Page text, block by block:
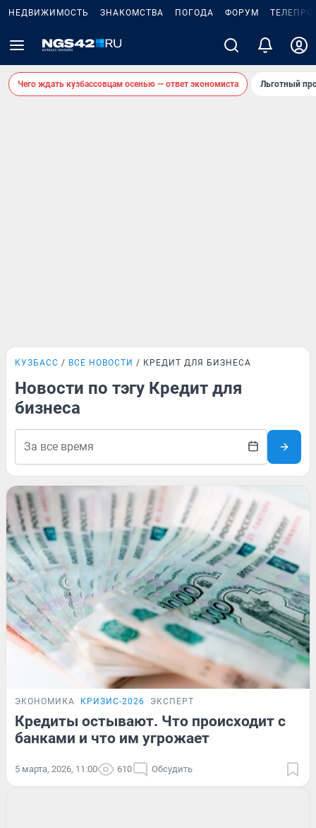
НЕДВИЖИМОСТЬ ЗНАКОМСТВА ПОГОДА ФОРУМ
Чего ждать кузбассовцам осенью — ответ экономиста Льготный
КУЗБАСС ВСЕ НОВОСТИ КРЕДИТ ДЛЯ БИЗНЕСА
Новости по тэгу Кредит для
бизнеса
ЭКОНОМИКА КРИЗИС-2026 ЭКСПЕРТ
Кредиты остывают. Что происходит с
банками и что им угрожает
5 марта, 2026, 11:00 610 Обсудить